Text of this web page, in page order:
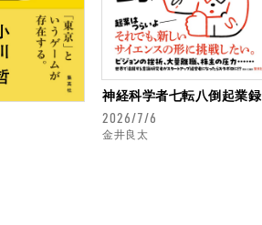
神経科学者七転八倒起業録
2026/7/6
金井良太